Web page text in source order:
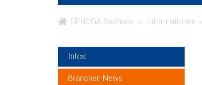
DEHOGA Sachsen Informationen
Infos
Branchen News